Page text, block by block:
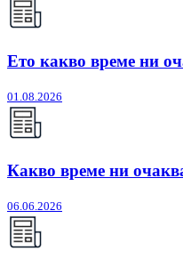
Ето какво време ни
01.08.2026
Какво време ни
06.06.2026